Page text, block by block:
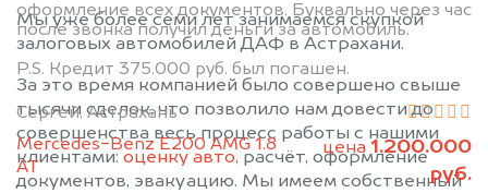
оформление всех документов. Буквально через час
после звонка получил деньги за автомобиль.
P.S. Кредит 375.000 руб. был погашен.
Сергей, Астрахань
Mercedes-Benz E200 AMG 1.8
АТ
цена 1.200.000
руб.
Мы уже более семи лет занимаемся скупкой
залоговых автомобилей ДАФ в Астрахани.
За это время компанией было совершено свыше
тысячи сделок, что позволило нам довести до
совершенства весь процесс работы с нашими
клиентами: оценку авто, расчёт, оформление
документов, эвакуацию. Мы имеем собственный